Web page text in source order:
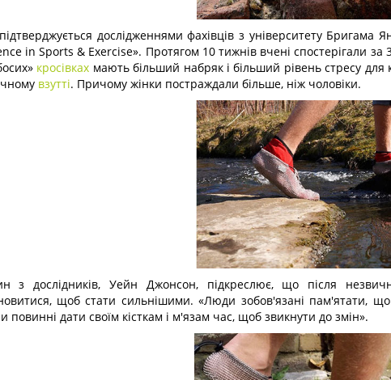
дослідженнями фахівців з університету Бригама
in Sports & Exercise». Протягом 10 тижнів вчені спостерігали за
кросівках мають більший набряк і більший рівень стресу для
взутті. Причому жінки постраждали більше, ніж чоловіки.
з дослідників, Уейн Джонсон, підкреслює, що після
щоб стати сильнішими. «Люди зобов'язані пам'ятати,
повинні дати своїм кісткам і м'язам час, щоб звикнути до змін».